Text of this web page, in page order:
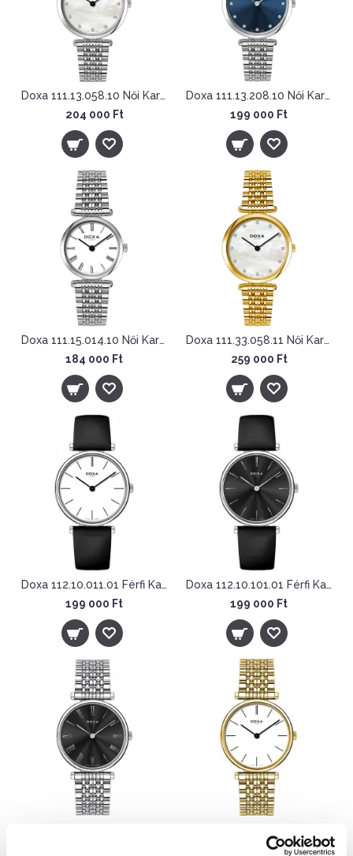
Doxa 111.13.058.10 Női Karóra - D-Lux
204 000 Ft
Doxa 111.13.208.10 Női Karóra - D-Lux
199 000 Ft
Doxa 111.15.014.10 Női Karóra - D-Lux
184 000 Ft
Doxa 111.33.058.11 Női Karóra - D-Lux
259 000 Ft
Doxa 112.10.011.01 Férfi Karóra - D-Lux Gent
199 000 Ft
Doxa 112.10.101.01 Férfi Karóra - D-Lux Gent
199 000 Ft
244 000 Ft